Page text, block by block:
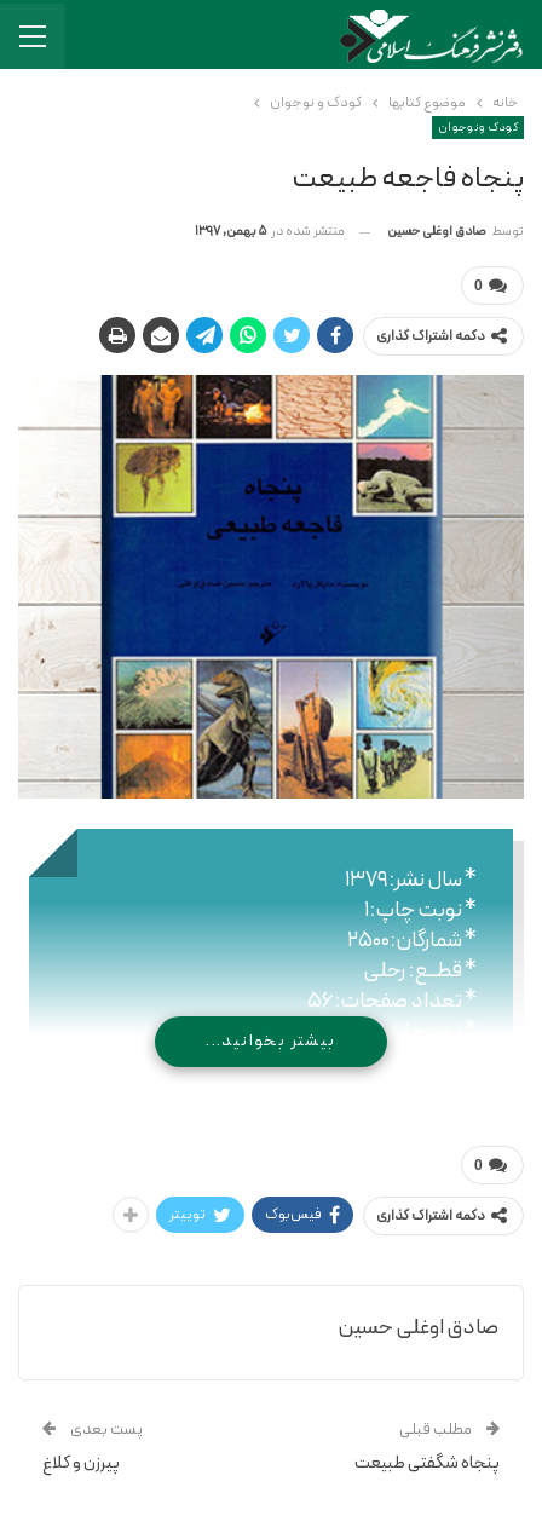
خانه موضوع کتابها کودک و نوجوان
کودک و نوجوان
پنجاه فاجعه طبیعت
توسط صادق اوغلی حسین منتشر شده در 5 بهمن, 1397
0
دکمه اشتراک گذاری
* سال نشر:۱۳۷۹
* نوبت چاپ:۱
* شمارگان:۲۵۰۰
* قطــع: رحلی
* تعداد صفحات:۵۶
* نـوع جلـد: شومیزبیشتر بخوانید...
0
دکمه اشتراک گذاری فیس‌بوک توییتر
صادق اوغلی حسین
مطلب قبلی
پنجاه شگفتی طبیعت
پست بعدی
پیرزن و کلاغ